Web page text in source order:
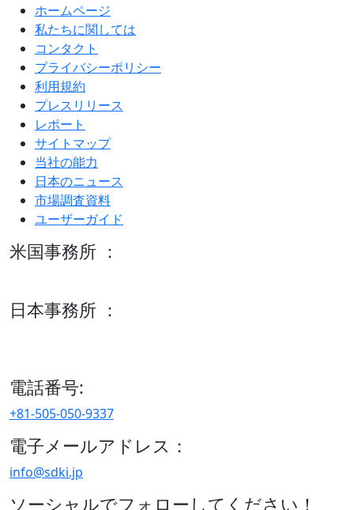
ホームページ
私たちに関しては
コンタクト
プライバシーポリシー
利用規約
プレスリリース
レポート
サイトマップ
当社の能力
日本のニュース
市場調査資料
ユーザーガイド
米国事務所 ：
日本事務所 ：
電話番号:
+81-505-050-9337
電子メールアドレス：
info@sdki.jp
ソーシャルでフォローしてください！